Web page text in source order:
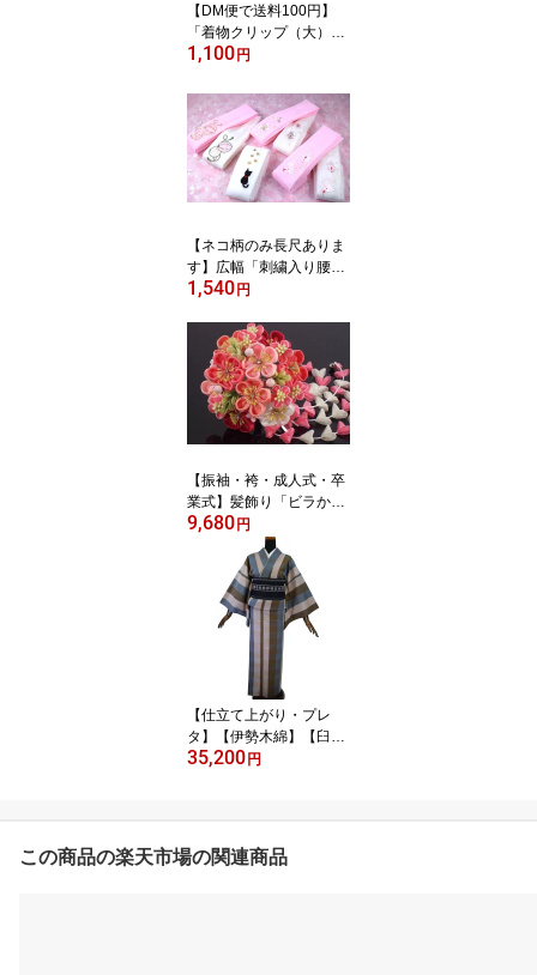
【DM便で送料100円】
「着物クリップ（大）
（7cm×2cm）」（ネ
牡丹・蝶・菊・梅）【配
送方法でDM便をお選び
の場合、送料100円！】
1,100円
【ネコ柄のみ長尺ありま
す】広幅「刺繍入り腰紐
（うさぎ・まり・桜・ネ
1,540円
【振袖・袴・成人式・卒
業式】髪飾り「ビラかん
付きつまみかんざし（ピ
9,680円
【仕立て上がり・プレ
タ】【伊勢木綿】【臼井
織布】「青・茶・ピンク
35,200円
この商品の楽天市場の関連商品